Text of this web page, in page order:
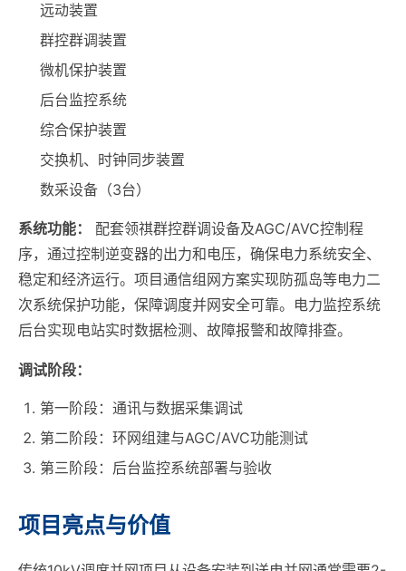
远动装置
群控群调装置
微机保护装置
后台监控系统
综合保护装置
交换机、时钟同步装置
数采设备（3台）
系统功能：
配套领祺群控群调设备及AGC/AVC控制程
序，通过控制逆变器的出力和电压，确保电力系统安全、
稳定和经济运行。项目通信组网方案实现防孤岛等电力二
次系统保护功能，保障调度并网安全可靠。电力监控系统
后台实现电站实时数据检测、故障报警和故障排查。
调试阶段：
第一阶段：通讯与数据采集调试
第二阶段：环网组建与AGC/AVC功能测试
第三阶段：后台监控系统部署与验收
项目亮点与价值